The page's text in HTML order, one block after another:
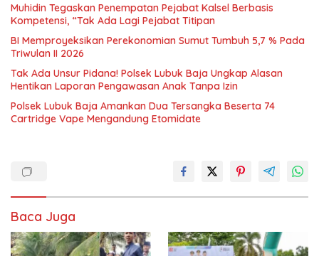
Muhidin Tegaskan Penempatan Pejabat Kalsel Berbasis
Kompetensi, “Tak Ada Lagi Pejabat Titipan
BI Memproyeksikan Perekonomian Sumut Tumbuh 5,7 % Pada
Triwulan II 2026
Tak Ada Unsur Pidana! Polsek Lubuk Baja Ungkap Alasan
Hentikan Laporan Pengawasan Anak Tanpa Izin
Polsek Lubuk Baja Amankan Dua Tersangka Beserta 74
Cartridge Vape Mengandung Etomidate
Baca Juga